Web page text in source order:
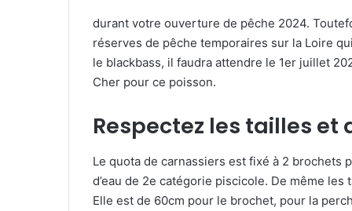
durant votre ouverture de pêche 2024.
réserves de pêche temporaires sur la Loire
le blackbass, il faudra attendre le 1er juillet
Cher pour ce poisson.
Respectez les tailles
Le quota de carnassiers est fixé à 2 brochets
d’eau de 2e catégorie piscicole. De même
Elle est de 60cm pour le brochet, pour la